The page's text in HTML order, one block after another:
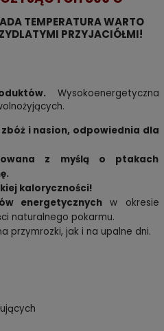
TEMPERATURA WARTO
PRZYJACIÓŁMI!
Wysokoenergetyczna
i nasion, odpowiednia dla
z myślą o ptakach
kaloryczności!
energetycznych w okresie
naturalnego pokarmu.
przymrozki, jak i na upalne dni.